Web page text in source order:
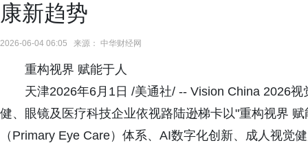
康新趋势
2026-06-04 06:05 来源： 中华财经网
重构视界 赋能于人
天津2026年6月1日 /美通社/ -- Vision China 2026
健、眼镜及医疗科技企业依视路陆逊梯卡以"重构视界
（Primary Eye Care）体系、AI数字化创新、成人视觉